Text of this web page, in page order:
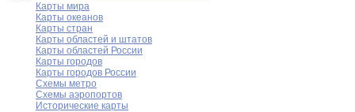
Карты мира
Карты океанов
Карты стран
Карты областей и штатов
Карты областей России
Карты городов
Карты городов России
Схемы метро
Схемы аэропортов
Исторические карты